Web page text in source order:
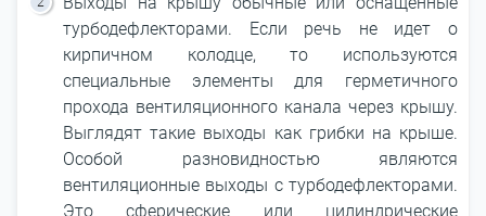
турбодефлекторами. Если речь не идет о
кирпичном колодце, то используются
специальные элементы для герметичного
прохода вентиляционного канала через крышу.
Выглядят такие выходы как грибки на крыше.
Особой разновидностью являются
вентиляционные выходы с турбодефлекторами.
Это сферические или цилиндрические